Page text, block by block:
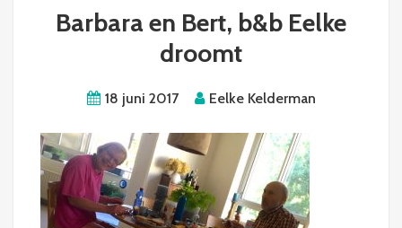
Barbara en Bert, b&b Eelke
droomt
18 juni 2017 Eelke Kelderman